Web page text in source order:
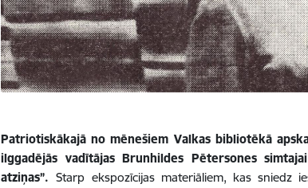
Patriotiskākajā no mēnešiem Valkas bibliotēkā
ilggadējās vadītājas Brunhildes Pētersones
atziņas”.Starp ekspozīcijas materiāliem, kas sniedz